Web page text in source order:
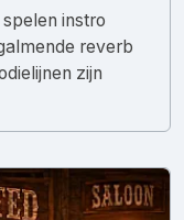
instro
reverb
zijn